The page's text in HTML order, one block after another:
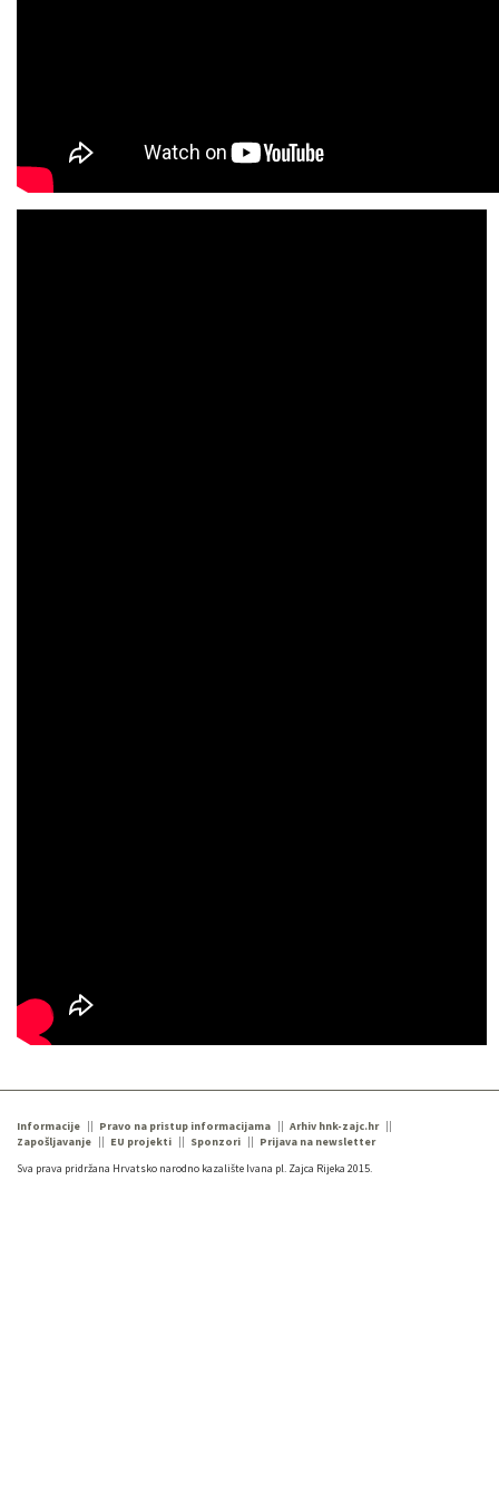
Informacije Pravo na pristup informacijama
Arhiv hnk-zajc.hr
Zapošljavanje
EU projekti Sponzori
Prijava na newsletter
Sva prava pridržana Hrvatsko narodno kazalište Ivana pl. Zajca Rijeka 2015.